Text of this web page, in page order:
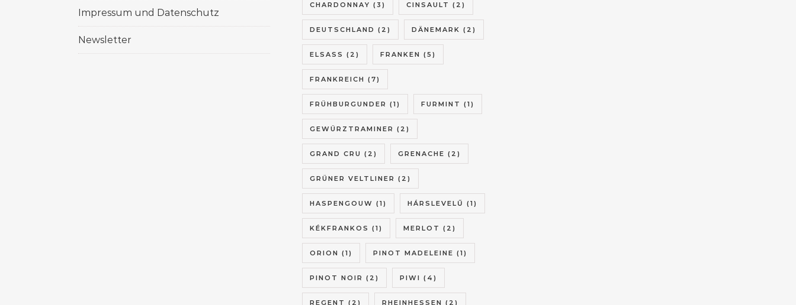
Impressum und Datenschutz
Newsletter
CHARDONNAY (3) CINSAULT (2)
DEUTSCHLAND (2) DÄNEMARK (2)
ELSASS (2) FRANKEN (5)
FRANKREICH (7)
FRÜHBURGUNDER (1) FURMINT (1)
GEWÜRZTRAMINER (2)
GRAND CRU (2) GRENACHE (2)
GRÜNER VELTLINER (2)
HASPENGOUW (1) HÁRSLEVELŰ (1)
KÉKFRANKOS (1) MERLOT (2)
ORION (1) PINOT MADELEINE (1)
PINOT NOIR (2) PIWI (4)
REGENT (2) RHEINHESSEN (2)